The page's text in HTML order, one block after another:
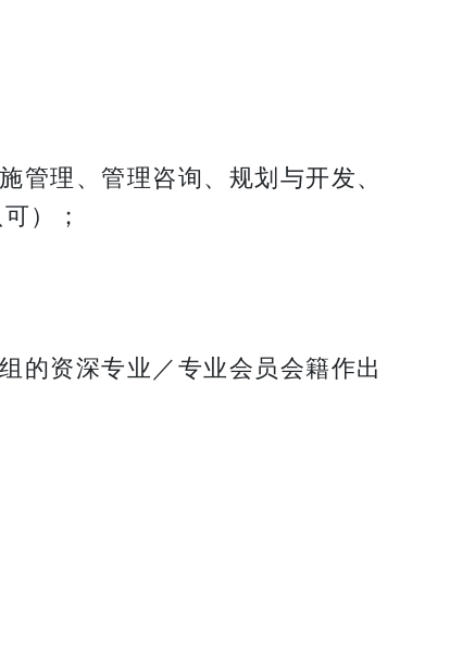
理、管理咨询、规划与开发、
）；
的资深专业／专业会员会籍作出